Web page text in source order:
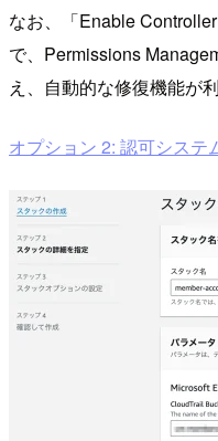
なお、「Enable
で、Permissions
え、自動的な修復機能が
オプション 2: 認可システ